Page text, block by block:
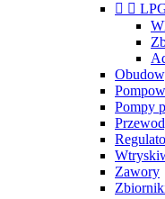
 
Pompy
Zawory